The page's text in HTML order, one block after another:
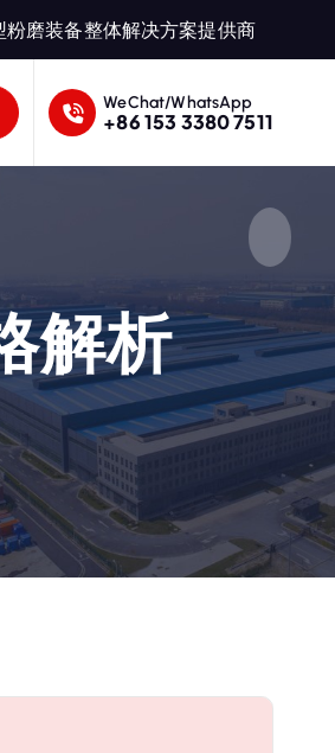
粉磨装备整体解决方案提供商
WeChat/WhatsApp
+86 153 3380 7511
解析